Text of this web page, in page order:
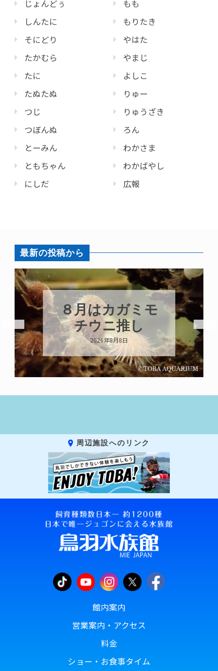
じょんどぅ
しんたに
そにどり
たかむら
たに
たぬたぬ
つじ
つぼんぬ
とーみん
ともちゃん
にしだ
もも
もりたき
やはた
やまじ
よしこ
りゅー
りゅうざき
ろん
わかさま
わかばやし
広報
最新の投稿から
８月はカガミモ
チウニ推し
2026年8月8日
周辺施設へのリンク
館内案内
営業案内・アクセス
料金
ショー・お食事タイム